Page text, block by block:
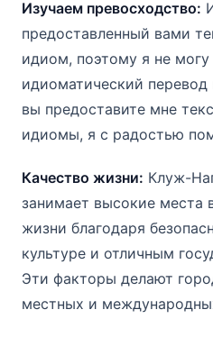
Изучаем превосходство:
предоставленный вами
идиом, поэтому я не
идиоматический
вы предоставите мне
идиомы, я с радостью
Качество жизни: Клуж-
занимает высокие места
жизни благодаря
культуре и отличным
Эти факторы делают
местных и